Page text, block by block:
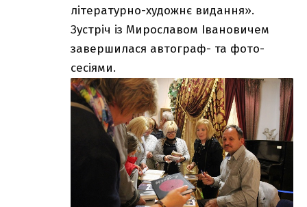
літературно-художнє видання».
Зустріч із Мирославом Івановичем
завершилася автограф- та фото-
сесіями.